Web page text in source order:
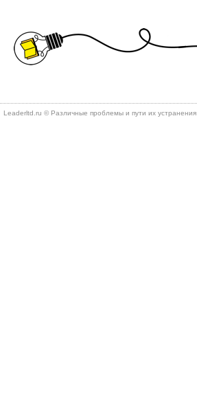
Leaderltd.ru © Различные проблемы и пути их устранения